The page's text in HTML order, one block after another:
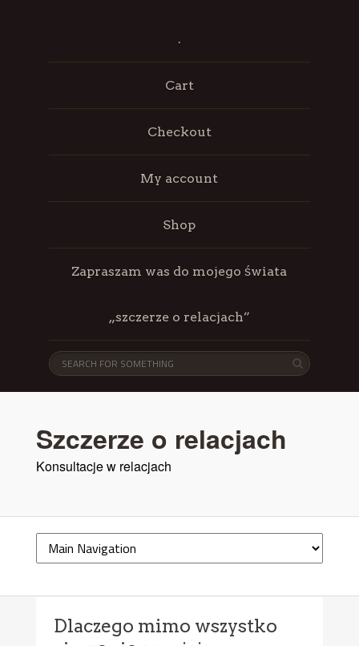
.
Cart
Checkout
My account
Shop
Zapraszam was do mojego świata
„szczerze o relacjach”
Szczerze o relacjach
Konsultacje w relacjach
Dlaczego mimo wszystko